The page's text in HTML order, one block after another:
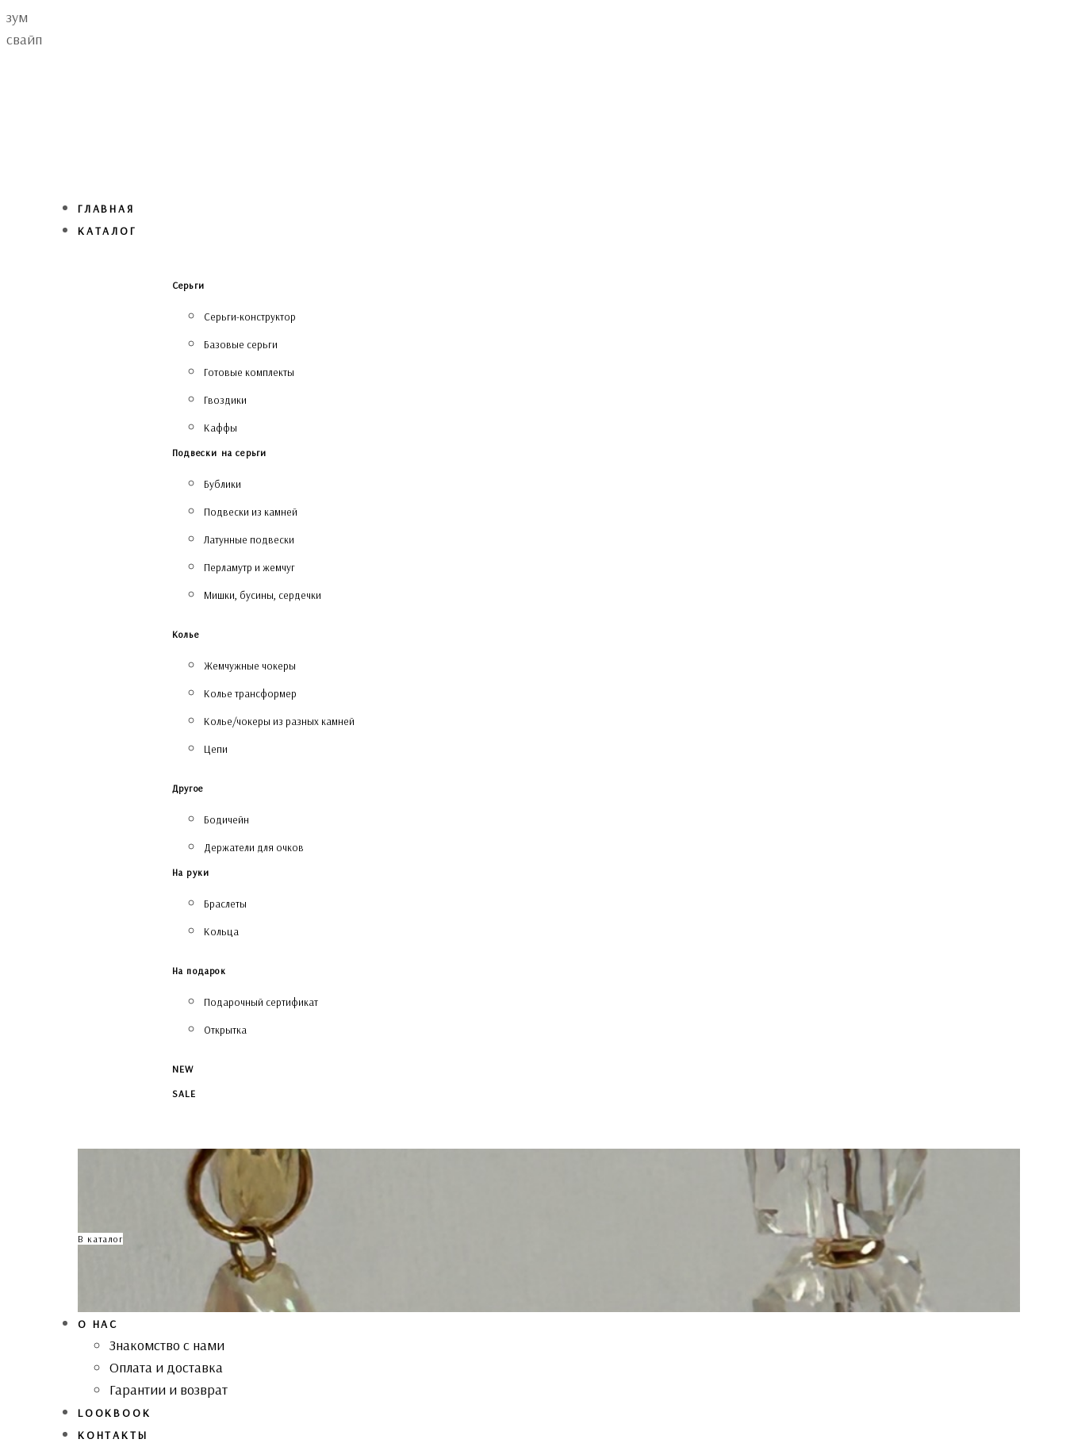
Skip
links
Skip
to
зум
свайп
ГЛАВНАЯ
КАТАЛОГ
Серьги
Серьги-конструктор
Базовые серьги
Готовые комплекты
Гвоздики
Каффы
Подвески на серьги
Бублики
Подвески из камней
Латунные подвески
Перламутр и жемчуг
Мишки, бусины, сердечки
Колье
Жемчужные чокеры
Колье трансформер
Колье/чокеры из разных камней
Цепи
Другое
Бодичейн
Держатели для очков
На руки
Браслеты
Кольца
На подарок
Подарочный сертификат
Открытка
NEW
SALE
В каталог
О НАС
Знакомство с нами
Оплата и доставка
Гарантии и возврат
LOOKBOOK
КОНТАКТЫ